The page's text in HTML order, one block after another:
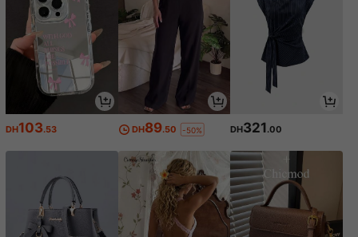
DH103.53 DH89.50 -50% DH321.00